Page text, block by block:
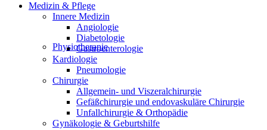
Physiotherapie
Medizin & Pflege
Innere Medizin
Angiologie
Diabetologie
Gastroenterologie
Kardiologie
Pneumologie
Chirurgie
Allgemein- und Viszeralchirurgie
Gefäßchirurgie und endovaskuläre Chirurgie
Unfallchirurgie & Orthopädie
Gynäkologie & Geburtshilfe